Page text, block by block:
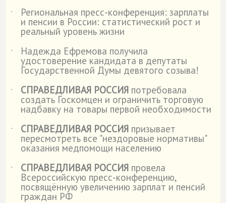
˙ Региональная пресс-конференция: зарплаты
и пенсии в России: статистический рост и
реальный уровень жизни
˙
Надежда Ефремова получила
удостоверение кандидата в депутаты
Государственной Думы девятого созыва!
˙
СПРАВЕДЛИВАЯ РОССИЯ потребовала
создать Госкомцен и ограничить торговую
надбавку на товары первой необходимости
˙
СПРАВЕДЛИВАЯ РОССИЯ призывает
пересмотреть все "нездоровые нормативы"
оказания медпомощи населению
˙
СПРАВЕДЛИВАЯ РОССИЯ провела
Всероссийскую пресс-конференцию,
посвящённую увеличению зарплат и пенсий
граждан РФ